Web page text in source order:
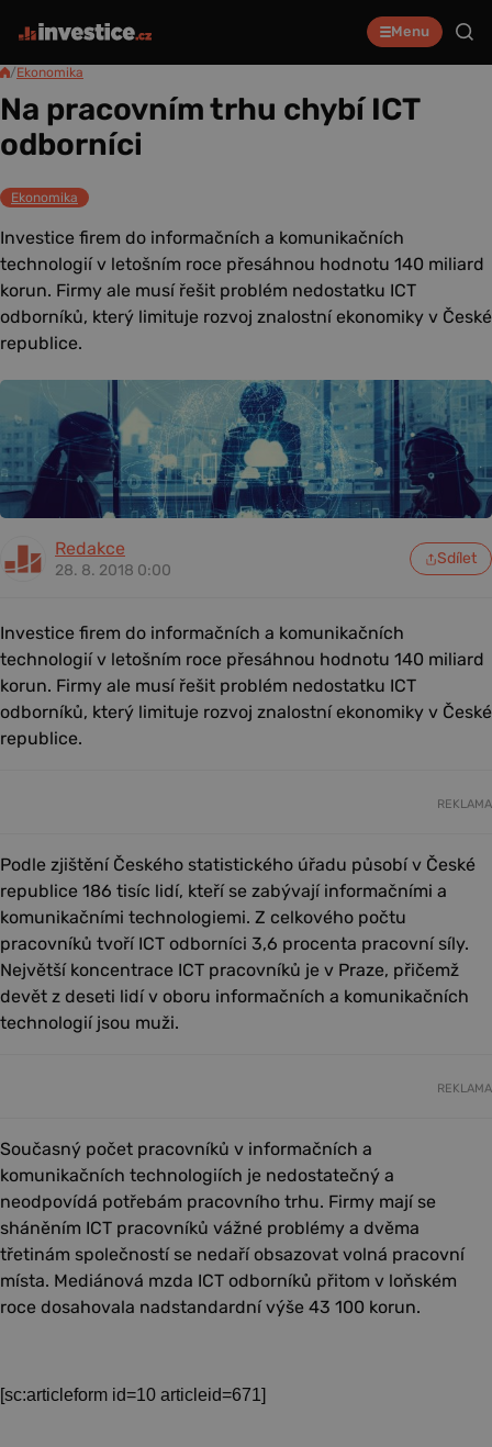
Menu
/Ekonomika
Na pracovním trhu chybí ICT
odborníci
Ekonomika
Investice firem do informačních a komunikačních
technologií v letošním roce přesáhnou hodnotu 140 miliard
korun. Firmy ale musí řešit problém nedostatku ICT
odborníků, který limituje rozvoj znalostní ekonomiky v České
republice.
Redakce
28. 8. 2018 0:00
Sdílet
Investice firem do informačních a komunikačních
technologií v letošním roce přesáhnou hodnotu 140 miliard
korun. Firmy ale musí řešit problém nedostatku ICT
odborníků, který limituje rozvoj znalostní ekonomiky v České
republice.
REKLAMA
Podle zjištění Českého statistického úřadu působí v České
republice 186 tisíc lidí, kteří se zabývají informačními a
komunikačními technologiemi. Z celkového počtu
pracovníků tvoří ICT odborníci 3,6 procenta pracovní síly.
Největší koncentrace ICT pracovníků je v Praze, přičemž
devět z deseti lidí v oboru informačních a komunikačních
technologií jsou muži.
REKLAMA
Současný počet pracovníků v informačních a
komunikačních technologiích je nedostatečný a
neodpovídá potřebám pracovního trhu. Firmy mají se
sháněním ICT pracovníků vážné problémy a dvěma
třetinám společností se nedaří obsazovat volná pracovní
místa. Mediánová mzda ICT odborníků přitom v loňském
roce dosahovala nadstandardní výše 43 100 korun.
[sc:articleform id=10 articleid=671]